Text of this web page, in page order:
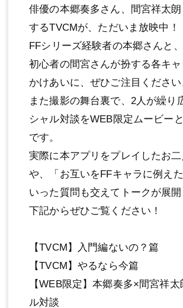
俳優の本郷奏多さん、間宮祥太
するTVCMが、ただいま放映中！
FFシリーズ経験者の本郷さんと
初心者の間宮さんが扮する各キ
かけあいに、ぜひご注目ください
また撮影の舞台裏で、2人が繰り
シャル対談をWEB限定ムービー
です。
実際に本アプリをプレイしたお
や、「お互いをFFキャラに例え
いった質問も交えてトークが展開
下記からぜひご覧ください！
【TVCM】入門編ないの？篇
【TVCM】やるなら今篇
【WEB限定】本郷奏多×間宮祥
ル対談